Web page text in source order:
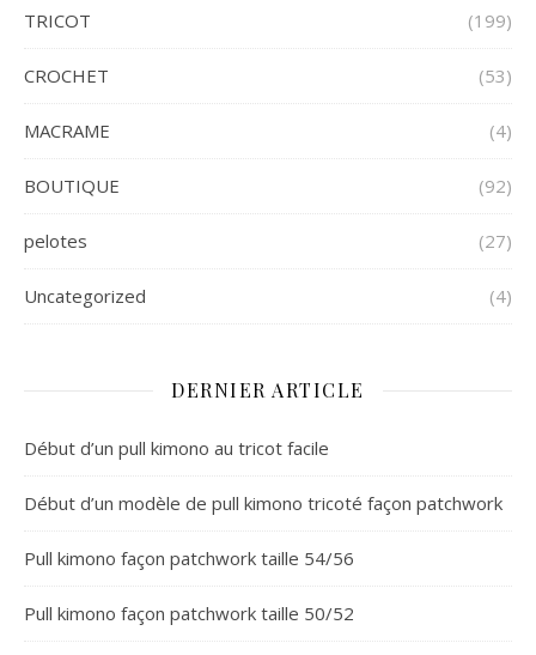
TRICOT (199)
CROCHET (53)
MACRAME (4)
BOUTIQUE (92)
pelotes (27)
Uncategorized (4)
DERNIER ARTICLE
Début d’un pull kimono au tricot facile
Début d’un modèle de pull kimono tricoté façon patchwork
Pull kimono façon patchwork taille 54/56
Pull kimono façon patchwork taille 50/52